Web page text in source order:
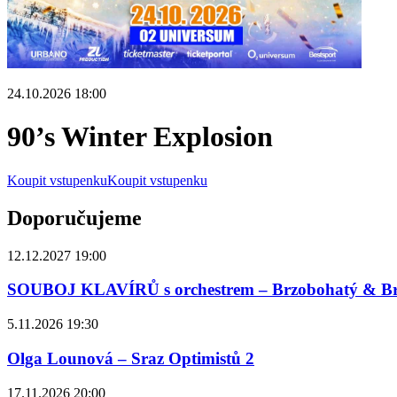
24.10.2026 18:00
90’s Winter Explosion
Koupit vstupenkuKoupit vstupenku
Doporučujeme
12.12.2027 19:00
SOUBOJ KLAVÍRŮ s orchestrem – Brzobohatý &
5.11.2026 19:30
Olga Lounová – Sraz Optimistů 2
17.11.2026 20:00